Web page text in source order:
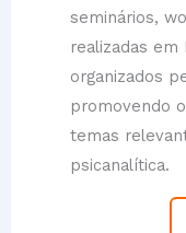
seminários,
realizadas
organizados
promovendo
temas
psicanalítica.